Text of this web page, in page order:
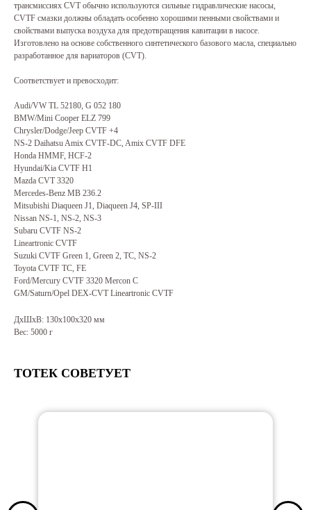
трансмиссиях CVT обычно используются сильные гидравлические насосы,
CVTF смазки должны обладать особенно хорошими пенными свойствами и
свойствами выпуска воздуха для предотвращения кавитации в насосе.
Изготовлено на основе собственного синтетического базового масла, специально
разработанное для вариаторов (CVT).
Соответствует и превосходит:
Audi/VW TL 52180, G 052 180
BMW/Mini Cooper ELZ 799
Chrysler/Dodge/Jeep CVTF +4
NS-2 Daihatsu Amix CVTF-DC, Amix CVTF DFE
Honda HMMF, HCF-2
Hyundai/Kia CVTF H1
Mazda CVT 3320
Mercedes-Benz MB 236.2
Mitsubishi Diaqueen J1, Diaqueen J4, SP-III
Nissan NS-1, NS-2, NS-3
Subaru CVTF NS-2
Lineartronic CVTF
Suzuki CVTF Green 1, Green 2, TC, NS-2
Toyota CVTF TC, FE
Ford/Mercury CVTF 3320 Mercon C
GM/Saturn/Opel DEX-CVT Lineartronic CVTF
ДxШxВ: 130x100x320 мм
Вес: 5000 г
ТОТЕК СОВЕТУЕТ